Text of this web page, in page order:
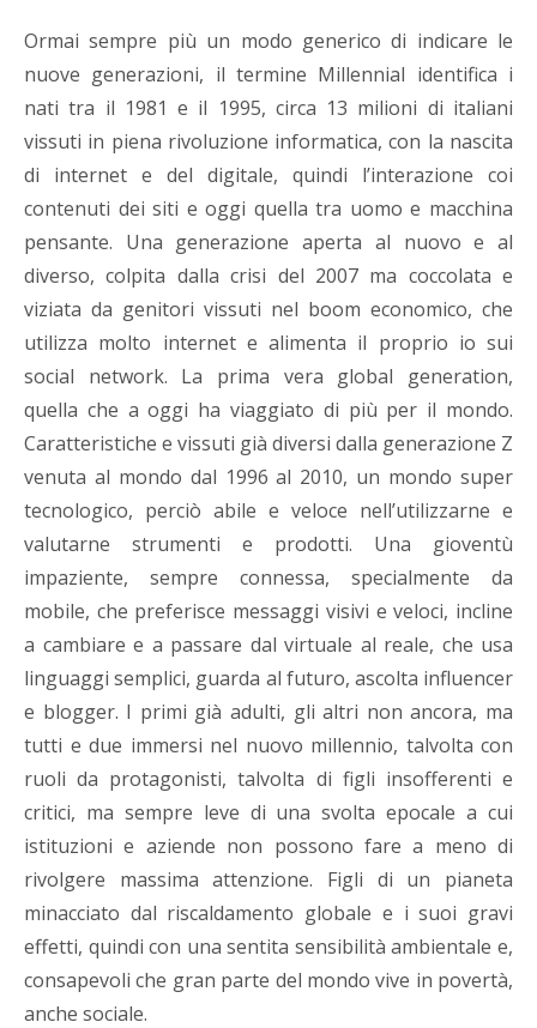
Ormai sempre più un modo generico di indicare le
nuove generazioni, il termine Millennial identifica i
nati tra il 1981 e il 1995, circa 13 milioni di italiani
vissuti in piena rivoluzione informatica, con la nascita
di internet e del digitale, quindi l’interazione coi
contenuti dei siti e oggi quella tra uomo e macchina
pensante. Una generazione aperta al nuovo e al
diverso, colpita dalla crisi del 2007 ma coccolata e
viziata da genitori vissuti nel boom economico, che
utilizza molto internet e alimenta il proprio io sui
social network. La prima vera global generation,
quella che a oggi ha viaggiato di più per il mondo.
Caratteristiche e vissuti già diversi dalla generazione Z
venuta al mondo dal 1996 al 2010, un mondo super
tecnologico, perciò abile e veloce nell’utilizzarne e
valutarne strumenti e prodotti. Una gioventù
impaziente, sempre connessa, specialmente da
mobile, che preferisce messaggi visivi e veloci, incline
a cambiare e a passare dal virtuale al reale, che usa
linguaggi semplici, guarda al futuro, ascolta influencer
e blogger. I primi già adulti, gli altri non ancora, ma
tutti e due immersi nel nuovo millennio, talvolta con
ruoli da protagonisti, talvolta di figli insofferenti e
critici, ma sempre leve di una svolta epocale a cui
istituzioni e aziende non possono fare a meno di
rivolgere massima attenzione. Figli di un pianeta
minacciato dal riscaldamento globale e i suoi gravi
effetti, quindi con una sentita sensibilità ambientale e,
consapevoli che gran parte del mondo vive in povertà,
anche sociale.